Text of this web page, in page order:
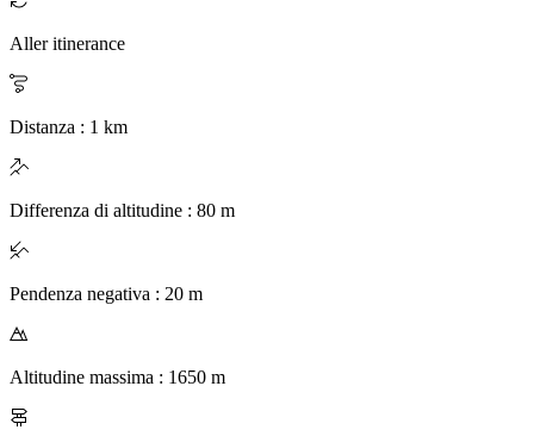
Aller itinerance
Distanza : 1 km
Differenza di altitudine : 80 m
Pendenza negativa : 20 m
Altitudine massima : 1650 m